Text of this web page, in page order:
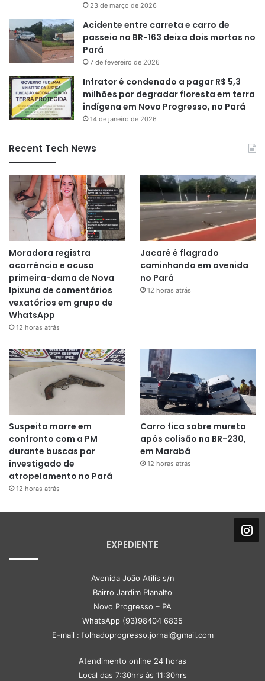
23 de março de 2026
Acidente entre carreta e carro de
passeio na BR-163 deixa dois mortos no
Pará
7 de fevereiro de 2026
Infrator é condenado a pagar R$ 5,3
milhões por degradar floresta em terra
indígena em Novo Progresso, no Pará
14 de janeiro de 2026
Recent Tech News
Moradora registra
ocorrência e acusa
primeira-dama de Nova
Ipixuna de comentários
vexatórios em grupo de
WhatsApp
12 horas atrás
Jacaré é flagrado
caminhando em avenida
no Pará
12 horas atrás
Suspeito morre em
confronto com a PM
durante buscas por
investigado de
atropelamento no Pará
12 horas atrás
Carro fica sobre mureta
após colisão na BR-230,
em Marabá
12 horas atrás
EXPEDIENTE
Avenida João Atilis s/n
Bairro Jardim Planalto
Novo Progresso – PA
WhatsApp (93)98404 6835
E-mail : folhadoprogresso.jornal@gmail.com
Atendimento online 24 horas
Local das 7:30hrs às 11:30hrs